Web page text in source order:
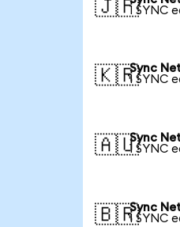
🇯🇵1 SYNC
🇰🇷Sync
1 SYNC
🇦🇺Sync
1 SYNC
🇧🇷Sync
1 SYNC